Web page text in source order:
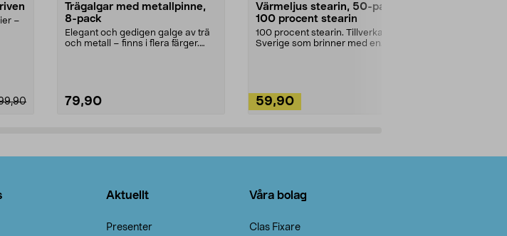
–
Trägalgar med metallpinne,
8-pack
Elegant och gedigen galge av trä
och metall – finns i flera färger.
79,90
Värmeljus stearin, 50-pack,
100 procent stearin
100 procent stearin. Tillverkade i
Sverige som brinner med en
59,90
Aktuellt
Presenter
Våra bolag
Clas Fixare